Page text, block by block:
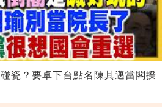
瓷？要卓下台點名陳其邁當閣揆